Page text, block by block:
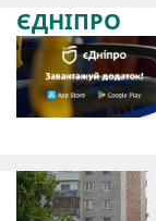
ЄДНІПРО